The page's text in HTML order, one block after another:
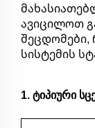
ავიცილოთ
შეცდომები,
სისტემის
1. ტიპიური